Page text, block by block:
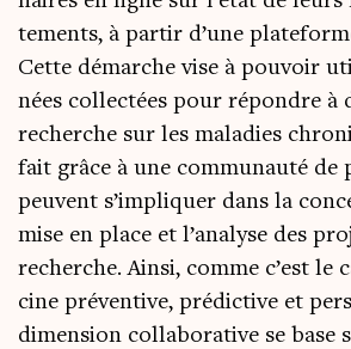
te­ments, à par­tir d’une
Cette démarche vise à pou­voir
nées col­lec­tées pour répondre à
recherche sur les mala­dies
fait grâce à une com­mu­nau­té de
peuvent s’impliquer dans la
mise en place et l’analyse des
recherche. Ain­si, comme c’est le
cine pré­ven­tive, pré­dic­tive et
dimen­sion col­la­bo­ra­tive se base